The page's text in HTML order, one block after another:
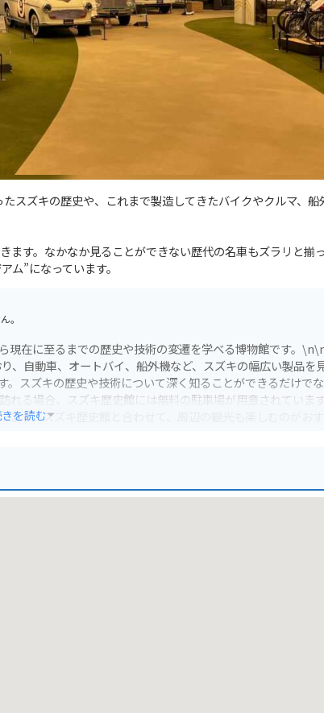
スズキの歴史や、これまで製造してきたバイクやクルマ、船
ます。なかなか見ることができない歴代の名車もズラリと揃
ム”になっています。
。
現在に至るまでの歴史や技術の変遷を学べる博物館です。
、自動車、オートバイ、船外機など、スズキの幅広い製品を
スズキの歴史や技術について深く知ることができるだけで
る場合、スズキ歴史館には無料の駐車場が用意されていま
ます。スズキ歴史館と合わせて、周辺の観光も楽しむのがお
きを読む